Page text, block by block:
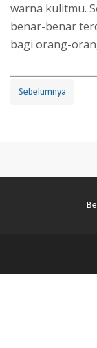
warna kulitmu.
benar-benar
bagi orang-
Sebelumnya